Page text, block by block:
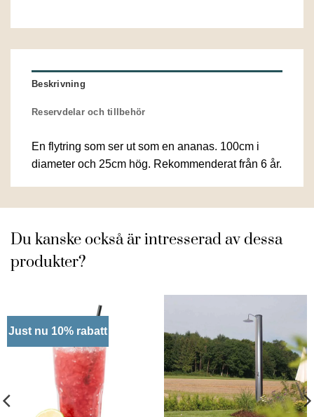
Beskrivning
Reservdelar och tillbehör
En flytring som ser ut som en ananas. 100cm i
diameter och 25cm hög. Rekommenderat från 6 år.
Du kanske också är intresserad av dessa
produkter?
Just nu 10% rabatt